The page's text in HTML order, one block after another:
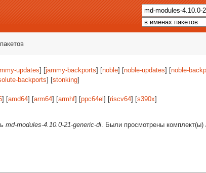
updates] [jammy-backports] [noble] [noble-updates] [noble-
backports] [stonking]
] [amd64] [arm64] [armhf] [ppc64el ] [riscv64] [s390x]
md-modules-4.10.0-21-generic-di. Были просмотрены комплект(ы)